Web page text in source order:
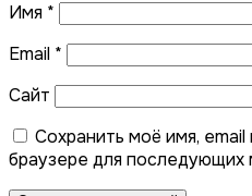
Имя *
Email *
Сайт
Сохранить моё имя,
браузере для последующих